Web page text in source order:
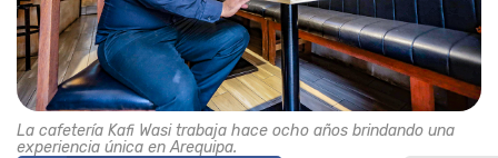
La cafetería Kafi Wasi trabaja hace ocho años brindando una
experiencia única en Arequipa.